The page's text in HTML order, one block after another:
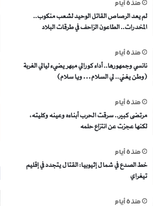
منذ 6 أيام
لم يعد الرصاص القاتل الوحيد لشعب منكوب..
المخدرات.. الطاعون الزاحف في طرقات البلاد
منذ 6 أيام
نانسي وجمهورها.. أداء كورالي مبهر يضيء ليالي الغربة
(وطن يغني.. لي السلام… ويا سلام)
منذ 6 أيام
مرتضى كبير.. سرقت الحرب أبناءه وعينه وكليته،
لكنها عجزت عن انتزاع حلمه
منذ 6 أيام
خط الصدع في شمال إثيوبيا: القتال يتجدد في إقليم
تيغراي
منذ 6 أيام